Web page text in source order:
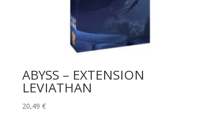
ABYSS – EXTENSION
LEVIATHAN
20,49 €